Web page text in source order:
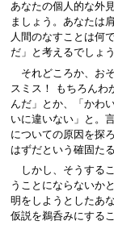
あなたの個人的な外
ましょう。あなたは
人間のなすことは何
だ」と考えるでしょ
それどころか、お
スミス！ もちろんわ
んだ」とか、「かわ
いに違いない」と。
についての原因を探
はずだという確固た
しかし、そうする
うことにならないか
明をしようとしたあ
仮説を鵜呑みにする